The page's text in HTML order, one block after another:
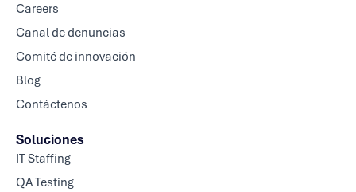
Careers
Canal de denuncias
Comité de innovación
Blog
Contáctenos
Soluciones
IT Staffing
QA Testing